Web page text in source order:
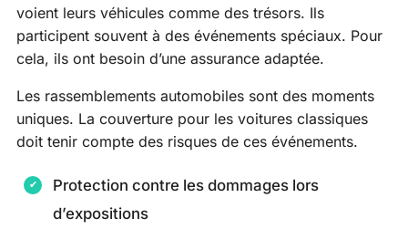
voient leurs véhicules comme des trésors. Ils
participent souvent à des événements spéciaux. Pour
cela, ils ont besoin d’une assurance adaptée.
Les rassemblements automobiles sont des moments
uniques. La couverture pour les voitures classiques
doit tenir compte des risques de ces événements.
Protection contre les dommages lors
d’expositions